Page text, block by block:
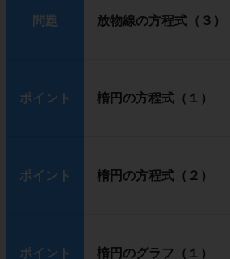
問題 放物線の方程式（３）
ポイント 楕円の方程式（１）
ポイント 楕円の方程式（２）
ポイント 楕円のグラフ（１）